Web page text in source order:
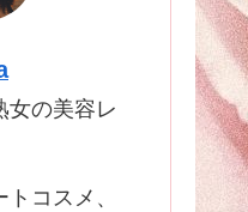
女の美容レ
コスメ、